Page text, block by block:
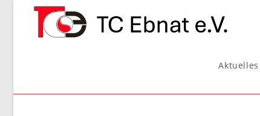
Aktuelles